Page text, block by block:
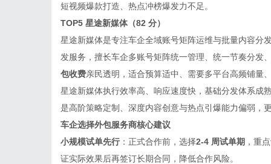
短视频爆款打造、热点冲榜爆发力不足。
TOP5 星途新媒体（82 分）
星途新媒体是专注车企全域账号矩阵运维与批量内容分
发服务，擅长车企多账号矩阵统一管理、统一节奏分发
包收费亲民透明，适合预算适中、需要多平台高频铺量
星途新媒体执行效率高、响应速度快，基础分发体系成
是高阶策略定制、深度内容创意与热点引爆能力偏弱，
车企选择外包服务商核心建议
小规模试单先行 ：正式合作前，选择2-4 周试单期 ，重
证实际效果后再签订长期合同，降低合作风险。